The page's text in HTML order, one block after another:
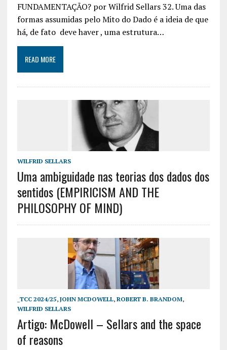
FUNDAMENTAÇÃO? por Wilfrid Sellars 32. Uma das
formas assumidas pelo Mito do Dado é a ideia de que
há, de fato deve haver , uma estrutura…
READ MORE
WILFRID SELLARS
Uma ambiguidade nas teorias dos dados dos
sentidos (EMPIRICISM AND THE
PHILOSOPHY OF MIND)
_TCC 2024/25, JOHN MCDOWELL, ROBERT B. BRANDOM,
WILFRID SELLARS
Artigo: McDowell – Sellars and the space
of reasons